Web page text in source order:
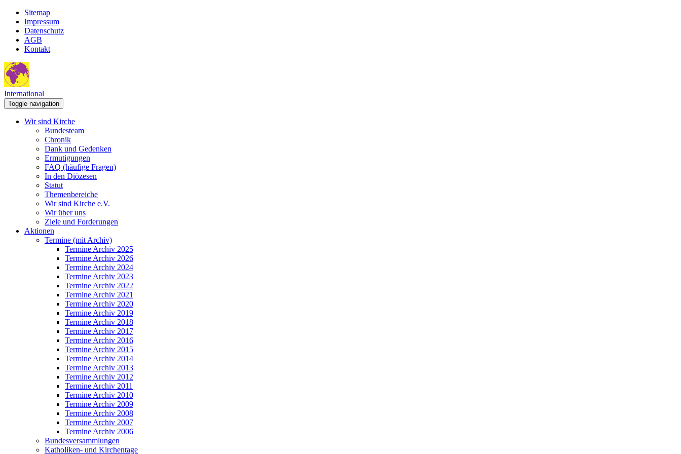
Sitemap
Impressum
Datenschutz
AGB
Kontakt
International
Toggle navigation
Wir sind Kirche
Bundesteam
Chronik
Dank und Gedenken
Ermutigungen
FAQ (häufige Fragen)
In den Diözesen
Statut
Themenbereiche
Wir sind Kirche e.V.
Wir über uns
Ziele und Forderungen
Aktionen
Termine (mit Archiv)
Termine Archiv 2025
Termine Archiv 2026
Termine Archiv 2024
Termine Archiv 2023
Termine Archiv 2022
Termine Archiv 2021
Termine Archiv 2020
Termine Archiv 2019
Termine Archiv 2018
Termine Archiv 2017
Termine Archiv 2016
Termine Archiv 2015
Termine Archiv 2014
Termine Archiv 2013
Termine Archiv 2012
Termine Archiv 2011
Termine Archiv 2010
Termine Archiv 2009
Termine Archiv 2008
Termine Archiv 2007
Termine Archiv 2006
Bundesversammlungen
Katholiken- und Kirchentage